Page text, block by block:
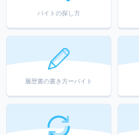
バイトの探し方
履歴書の書き方ーバイト